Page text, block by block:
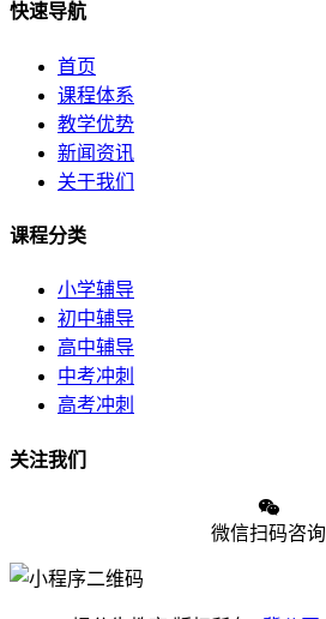
快速导航
首页
课程体系
教学优势
新闻资讯
关于我们
课程分类
小学辅导
初中辅导
高中辅导
中考冲刺
高考冲刺
关注我们
微信扫码咨询